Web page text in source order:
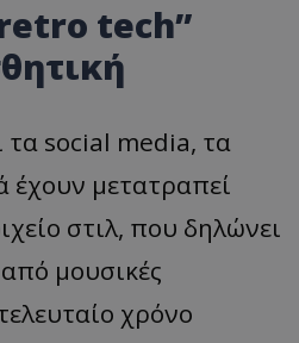
tech”
social media, τα
έχουν μετατραπεί
στιλ, που δηλώνει
μουσικές
χρόνο